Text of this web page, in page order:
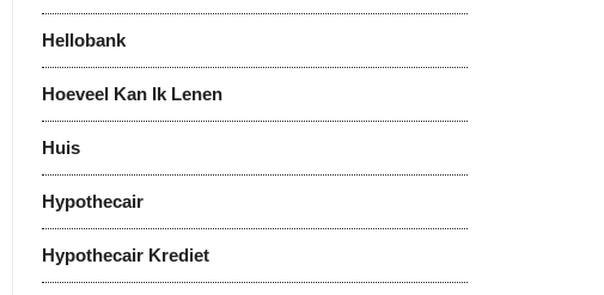
Hellobank
Hoeveel Kan Ik Lenen
Huis
Hypothecair
Hypothecair Krediet